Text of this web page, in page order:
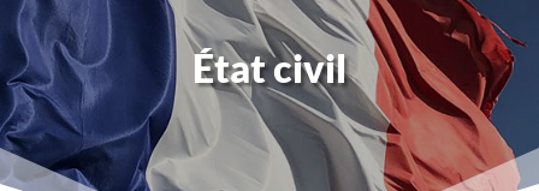
État civil